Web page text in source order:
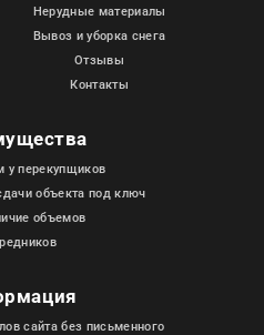
Нерудные материалы
Вывоз и уборка снега
Отзывы
Контакты
у перекупщиков
объекта под ключ
объемов
сайта без письменного